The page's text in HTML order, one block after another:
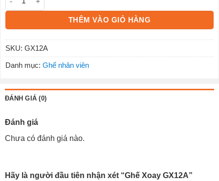
THÊM VÀO GIỎ HÀNG
SKU: GX12A
Danh mục: Ghế nhân viên
ĐÁNH GIÁ (0)
Đánh giá
Chưa có đánh giá nào.
Hãy là người đầu tiên nhận xét “Ghế Xoay GX12A”